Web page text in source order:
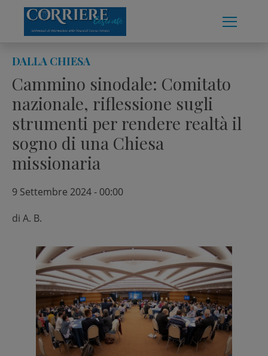
content
DALLA CHIESA
Cammino sinodale: Comitato
nazionale, riflessione sugli
strumenti per rendere realtà il
sogno di una Chiesa
missionaria
9 Settembre 2024 - 00:00
di A. B.